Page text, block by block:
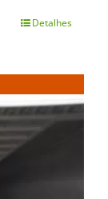
Detalhes